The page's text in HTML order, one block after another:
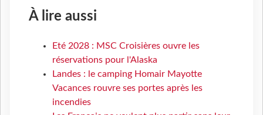
À lire aussi
Eté 2028 : MSC Croisières ouvre les
réservations pour l'Alaska
Landes : le camping Homair Mayotte
Vacances rouvre ses portes après les
incendies